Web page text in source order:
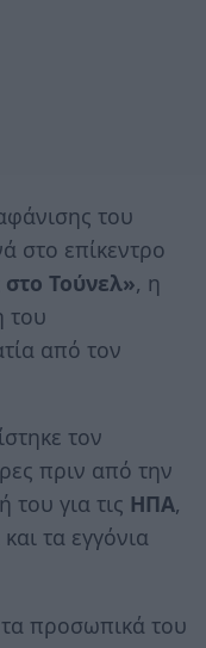
του
στο επίκεντρο
Τούνελ», η
του
από τον
τον
πριν από την
για τις ΗΠΑ,
τα εγγόνια
τα προσωπικά του